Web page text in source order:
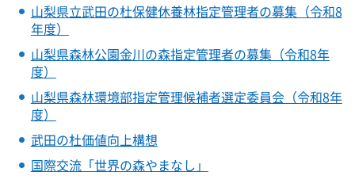
山梨県立武田の杜保健休養林指定管理者の募集（令和8
年度）
山梨県森林公園金川の森指定管理者の募集（令和8年
度）
山梨県森林環境部指定管理候補者選定委員会（令和8年
度）
武田の杜価値向上構想
国際交流「世界の森やまなし」